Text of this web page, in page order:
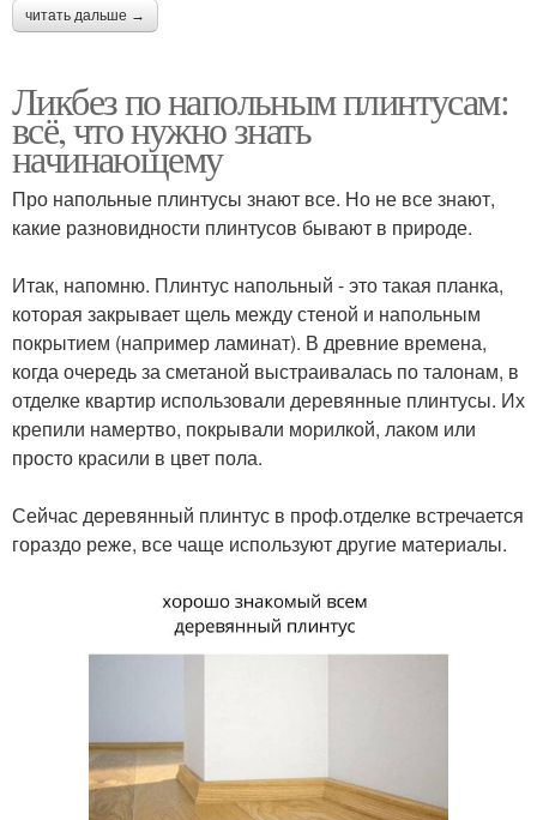
читать дальше →
Ликбез по напольным плинтусам:
всё, что нужно знать
начинающему
Про напольные плинтусы знают все. Но не все знают,
какие разновидности плинтусов бывают в природе.
Итак, напомню. Плинтус напольный - это такая планка,
которая закрывает щель между стеной и напольным
покрытием (например ламинат). В древние времена,
когда очередь за сметаной выстраивалась по талонам, в
отделке квартир использовали деревянные плинтусы. Их
крепили намертво, покрывали морилкой, лаком или
просто красили в цвет пола.
Сейчас деревянный плинтус в проф.отделке встречается
гораздо реже, все чаще используют другие материалы.